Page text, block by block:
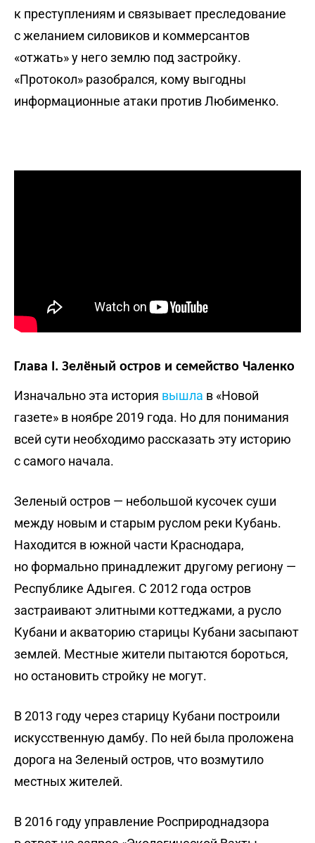
к преступлениям и связывает преследование
с желанием силовиков и коммерсантов
«отжать» у него землю под застройку.
«Протокол» разобрался, кому выгодны
информационные атаки против Любименко.
Глава I. Зелёный остров и семейство Чаленко
Изначально эта история вышла в «Новой
газете» в ноябре 2019 года. Но для понимания
всей сути необходимо рассказать эту историю
с самого начала.
Зеленый остров — небольшой кусочек суши
между новым и старым руслом реки Кубань.
Находится в южной части Краснодара,
но формально принадлежит другому региону —
Республике Адыгея. С 2012 года остров
застраивают элитными коттеджами, а русло
Кубани и акваторию старицы Кубани засыпают
землей. Местные жители пытаются бороться,
но остановить стройку не могут.
В 2013 году через старицу Кубани построили
искусственную дамбу. По ней была проложена
дорога на Зеленый остров, что возмутило
местных жителей.
В 2016 году управление Росприроднадзора